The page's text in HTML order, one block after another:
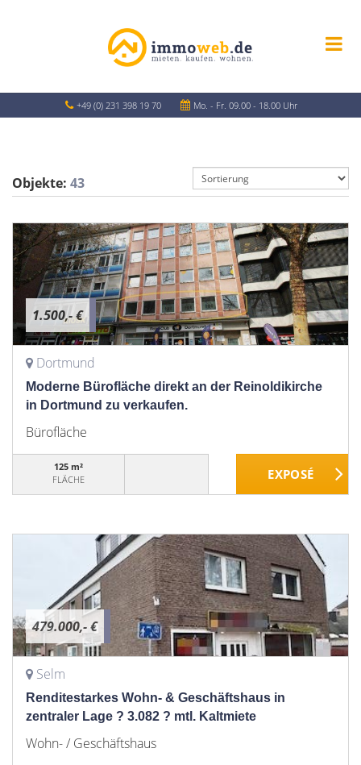
+49 (0) 231 398 19 70 Mo. - Fr. 09.00 - 18.00 Uhr
Objekte: 43
1.500,- €
Dortmund
Moderne Bürofläche direkt an der Reinoldikirche
in Dortmund zu verkaufen.
Bürofläche
125 m²
FLÄCHE
479.000,- €
Selm
Renditestarkes Wohn- & Geschäftshaus in
zentraler Lage ? 3.082 ? mtl. Kaltmiete
Wohn- / Geschäftshaus